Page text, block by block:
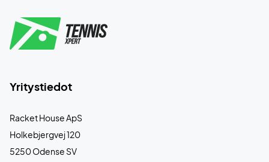
Yritystiedot
Racket House ApS
Holkebjergvej 120
5250 Odense SV